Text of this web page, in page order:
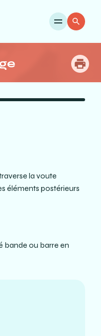
la voute
éléments postérieurs
bande ou barre en